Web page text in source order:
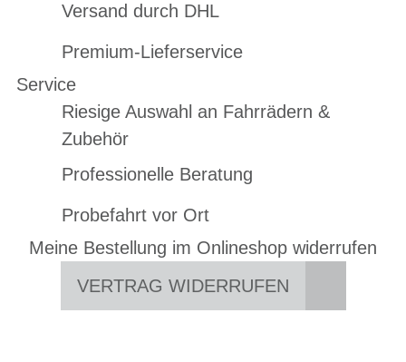
Versand durch DHL
Premium-Lieferservice
Service
Riesige Auswahl an Fahrrädern &
Zubehör
Professionelle Beratung
Probefahrt vor Ort
Meine Bestellung im Onlineshop widerrufen
VERTRAG WIDERRUFEN